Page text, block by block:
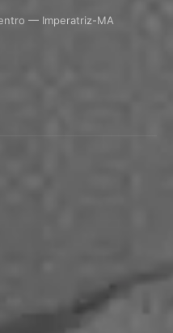
— Imperatriz-MA